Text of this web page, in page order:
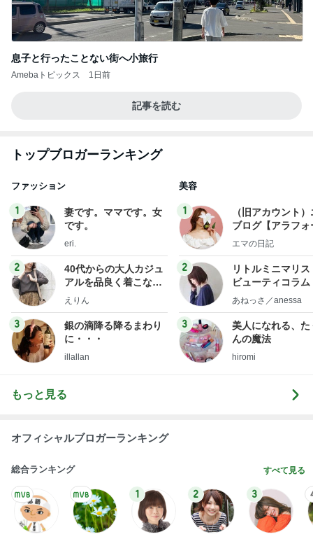
息子と行ったことない街へ小旅行
Amebaトピックス 1日前
記事を読む
トップブロガーランキング
ファッション
1
妻です。ママです。女
です。
eri.
2
40代からの大人カジュ
アルを品良く着こなす
ファッションブログ
えりん
3
銀の滴降る降るまわり
に・・・
illallan
美容
1
（旧アカウント
ブログ【アラフォ
社売却セカンドラ
エマの日記
2
リトルミニマリス
ビューティコラ
little
あねっさ／anessa
3
美人になれる、た
んの魔法
hiromi
もっと見る
オフィシャルブロガーランキング
総合ランキング すべて見る
1 2 3